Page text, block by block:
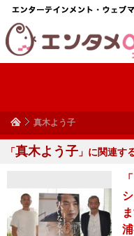
真木よう子
「真木よう子 」に関連す